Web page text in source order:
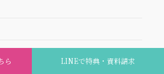
LINEで特典・資料請求
ら